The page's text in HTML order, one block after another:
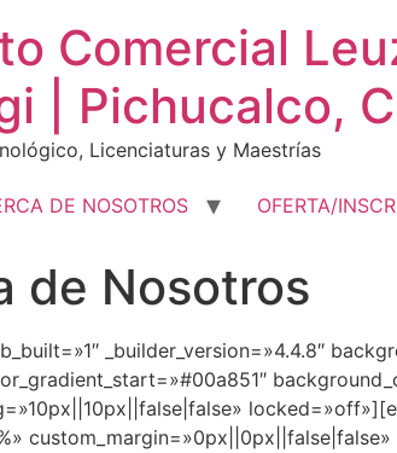
Comercial
| Pichucalco,
Licenciaturas y Maestrías
DE NOSOTROS OFERTA/
de Nosotros
_builder_version=»4.4.8″